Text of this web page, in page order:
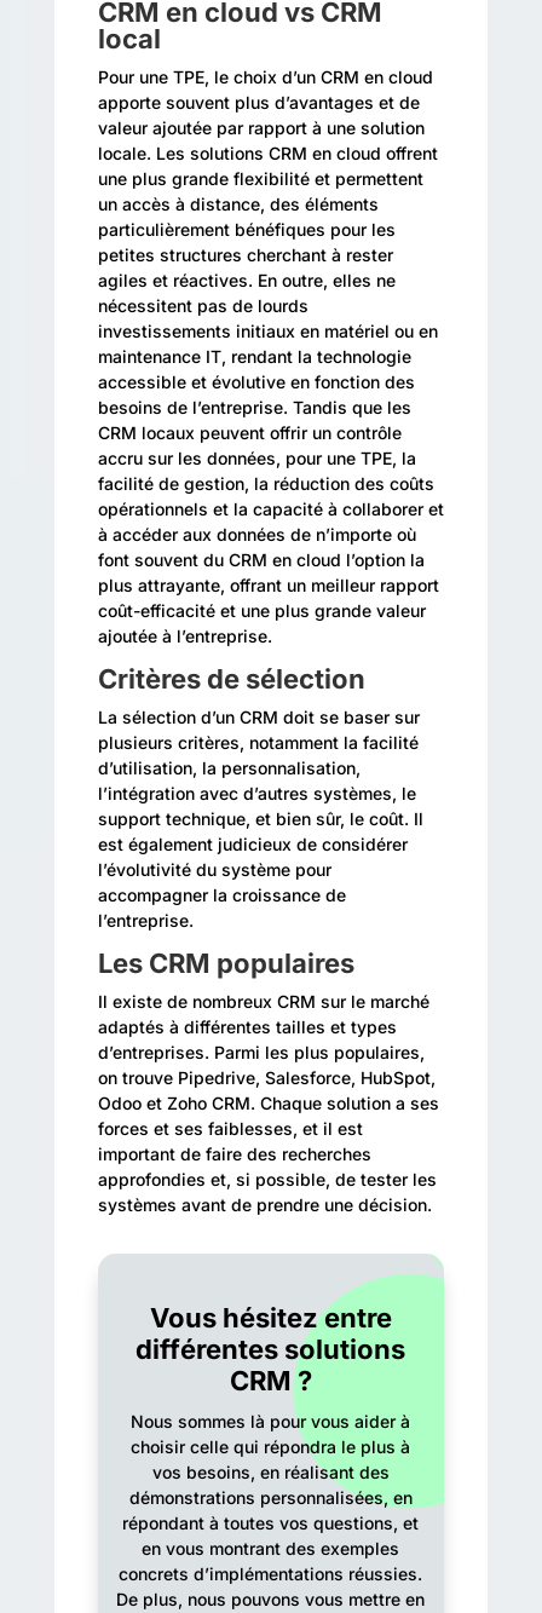
CRM en cloud vs CRM
local
Pour une TPE, le choix d’un CRM en cloud
apporte souvent plus d’avantages et de
valeur ajoutée par rapport à une solution
locale. Les solutions CRM en cloud offrent
une plus grande flexibilité et permettent
un accès à distance, des éléments
particulièrement bénéfiques pour les
petites structures cherchant à rester
agiles et réactives. En outre, elles ne
nécessitent pas de lourds
investissements initiaux en matériel ou en
maintenance IT, rendant la technologie
accessible et évolutive en fonction des
besoins de l’entreprise. Tandis que les
CRM locaux peuvent offrir un contrôle
accru sur les données, pour une TPE, la
facilité de gestion, la réduction des coûts
opérationnels et la capacité à collaborer et
à accéder aux données de n’importe où
font souvent du CRM en cloud l’option la
plus attrayante, offrant un meilleur rapport
coût-efficacité et une plus grande valeur
ajoutée à l’entreprise.
Critères de sélection
La sélection d’un CRM doit se baser sur
plusieurs critères, notamment la facilité
d’utilisation, la personnalisation,
l’intégration avec d’autres systèmes, le
support technique, et bien sûr, le coût. Il
est également judicieux de considérer
l’évolutivité du système pour
accompagner la croissance de
l’entreprise.
Les CRM populaires
Il existe de nombreux CRM sur le marché
adaptés à différentes tailles et types
d’entreprises. Parmi les plus populaires,
on trouve Pipedrive, Salesforce, HubSpot,
Odoo et Zoho CRM. Chaque solution a ses
forces et ses faiblesses, et il est
important de faire des recherches
approfondies et, si possible, de tester les
systèmes avant de prendre une décision.
Vous hésitez entre
différentes solutions
CRM ?
Nous sommes là pour vous aider à
choisir celle qui répondra le plus à
vos besoins, en réalisant des
démonstrations personnalisées, en
répondant à toutes vos questions, et
en vous montrant des exemples
concrets d’implémentations réussies.
De plus, nous pouvons vous mettre en